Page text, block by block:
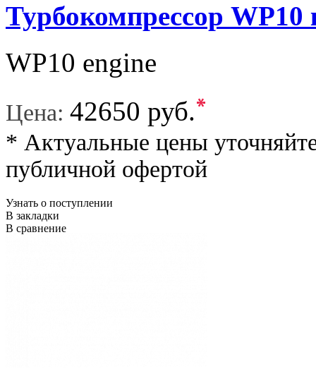
Турбокомпрессор WP10
WP10 engine
Цена: 42650 руб.*
* Актуальные цены
публичной офертой
Узнать о поступлении
В закладки
В сравнение